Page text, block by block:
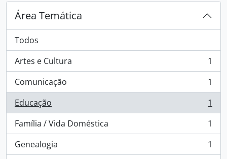
Área Temática
Todos
Artes e Cultura
, 1 resultados
1
Comunicação
, 1 resultados
1
Educação
, 1 resultados
1
Família / Vida Doméstica
, 1 resultados
1
Genealogia
, 1 resultados
1